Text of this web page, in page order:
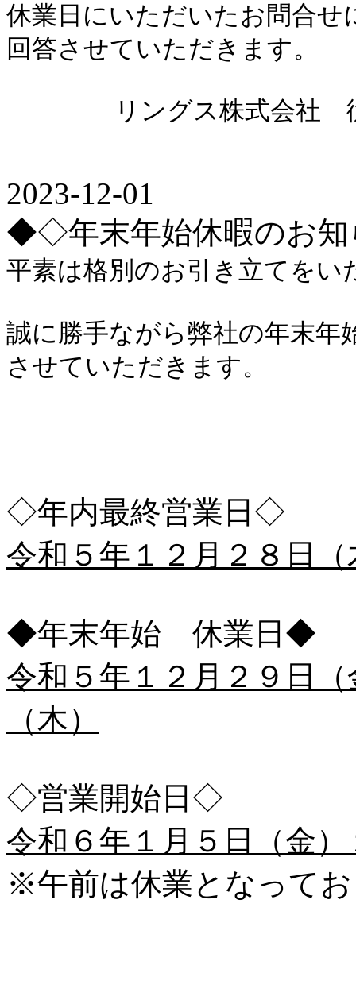
休業日にいただいたお問合せ
回答させていただきます。
リングス株式会社 従
2023-12-01
◆◇年末年始休暇のお
平素は格別のお引き立てを
誠に勝手ながら弊社の年末年
させていただきます。
◇年内最終営業日◇
令和５年１２月２８日
◆年末年始 休業日◆
令和５年１２月２９日
（木）
◇営業開始日◇
令和６年１月５日（金
※午前は休業となって